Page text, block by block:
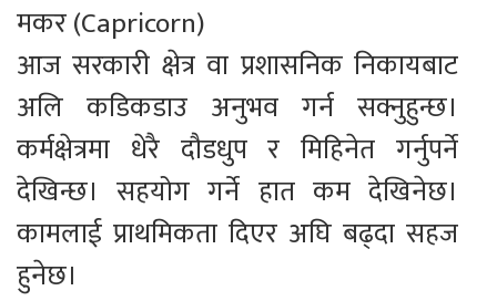
मकर (Capricorn)
आज सरकारी क्षेत्र वा प्रशासनिक निकायबाट
अलि कडिकडाउ अनुभव गर्न सक्नुहुन्छ।
कर्मक्षेत्रमा धेरै दौडधुप र मिहिनेत गर्नुपर्ने
देखिन्छ। सहयोग गर्ने हात कम देखिनेछ।
कामलाई प्राथमिकता दिएर अघि बढ्दा सहज
हुनेछ।